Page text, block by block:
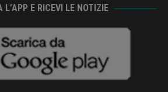
L’APP E RICEVI LE NOTIZIE